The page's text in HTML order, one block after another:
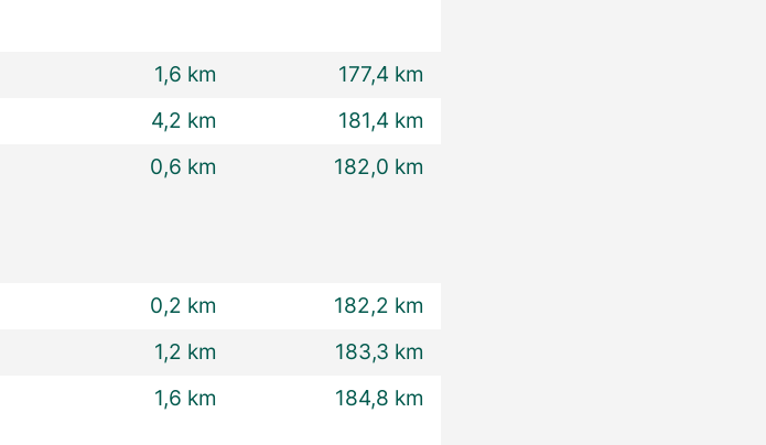
1,6 km
177,4 km
4,2 km
181,4 km
0,6 km 182,0 km
0,2 km
182,2 km
1,2 km
183,3 km
1,6 km 184,8 km